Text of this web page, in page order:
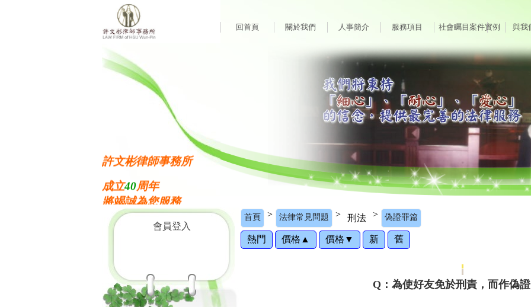
回首頁 關於我們 人事簡介 服務項目 社會矚目案件實例 與我
許文彬律師事務所
成立40周年
將竭誠為您服務
歡迎蒞臨
會員登入
首頁 > 法律常見問題 > 刑法 > 偽證罪篇
熱門 價格▲ 價格▼ 新 舊
Q：為使好友免於刑責，而作偽